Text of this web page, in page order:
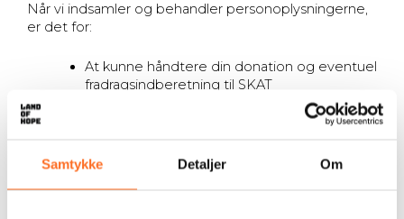
Samtykke Detaljer Om
Når vi indsamler og behandler personoplysningerne,
er det for:
At kunne håndtere din donation og eventuel
fradragsindberetning til SKAT
(til det formål behandler vi følgende
almindelige personoplysninger: navn.
betalingsoplysninger)
At kunne komme i kontakt med dig senere
og informere dig om yderligere